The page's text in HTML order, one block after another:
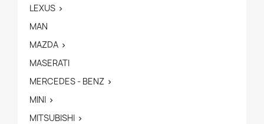
LEXUS 
MAN
MAZDA 
MASERATI
MERCEDES - BENZ 
MINI 
MITSUBISHI 